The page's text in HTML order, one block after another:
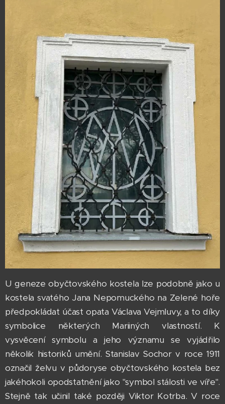
U geneze obyčtovského kostela lze podobně jako u
kostela svatého Jana Nepomuckého na Zelené hoře
předpokládat účast opata Václava Vejmluvy, a to díky
symbolice některých Mariiných vlastností. K
vysvěcení symbolu a jeho významu se vyjádřilo
několik historiků umění. Stanislav Sochor v roce 1911
označil želvu v půdoryse obyčtovského kostela bez
jakéhokoli opodstatnění jako "symbol stálosti ve víře".
Stejně tak učinil také později Viktor Kotrba. V roce